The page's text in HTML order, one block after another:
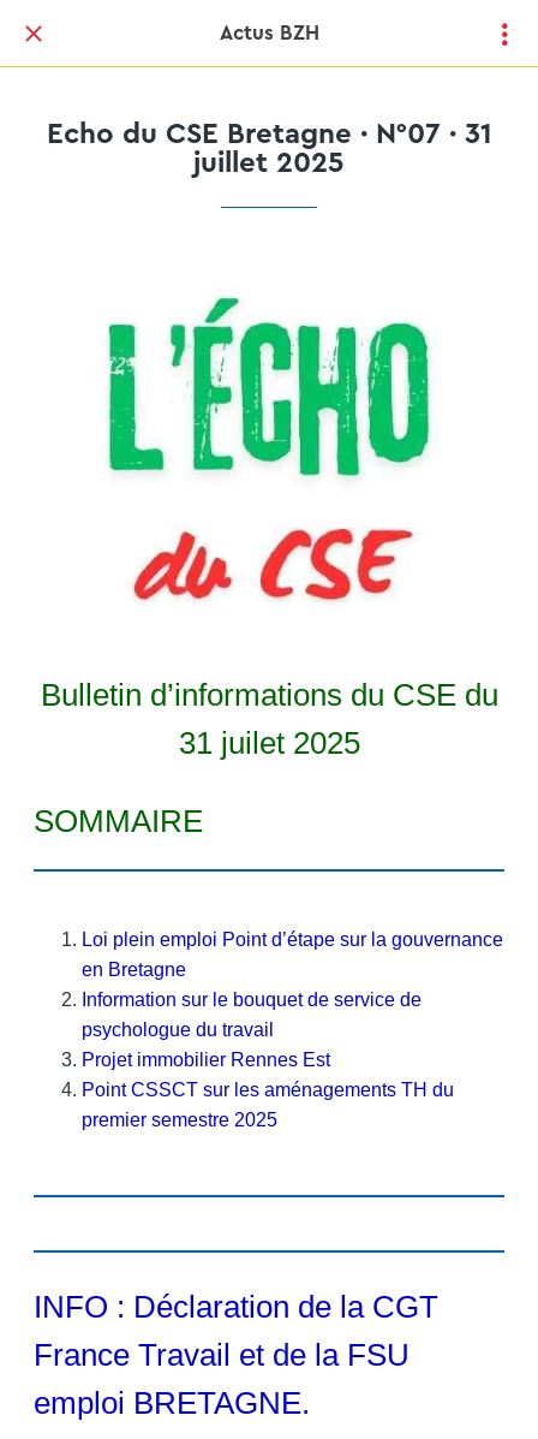
Actus BZH
Echo du CSE Bretagne · N°07 · 31
juillet 2025
Bulletin d’informations du CSE du
31 juilet 2025
SOMMAIRE
Loi plein emploi Point d’étape sur la gouvernance
en Bretagne
Information sur le bouquet de service de
psychologue du travail
Projet immobilier Rennes Est
Point CSSCT sur les aménagements TH du
premier semestre 2025
INFO : Déclaration de la CGT
France Travail et de la FSU
emploi BRETAGNE.